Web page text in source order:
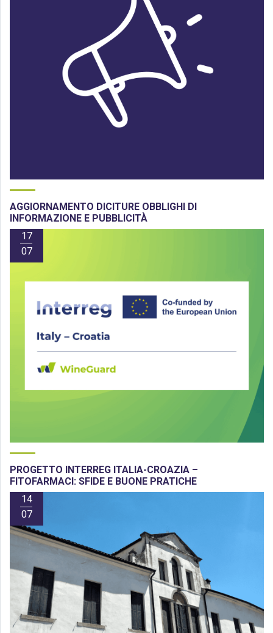
AGGIORNAMENTO DICITURE OBBLIGHI DI
INFORMAZIONE E PUBBLICITÀ
17
07
PROGETTO INTERREG ITALIA-CROAZIA –
FITOFARMACI: SFIDE E BUONE PRATICHE
14
07